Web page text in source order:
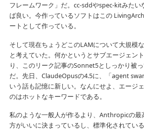
フレームワーク」だ。cc-sddやspec-kitみたい
ば良い。今作っているソフトはこの
ートとして作っている。
そして現在ちょうどこのLAMについて大規模
と考えていた。何かというとサブエージェン
り、このリーク記事のSonnet5としっかり被
だ。先日、ClaudeOpusの4.5に、「agent
いう話も記憶に新しい。なんにせよ、エージ
のはホットなキーワードである。
私のような一般人が作るより、Anthropicの最
方がいいに決まっているし、標準化されてい